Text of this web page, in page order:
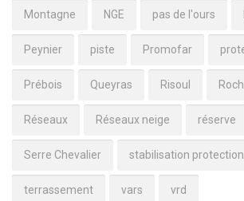
Montagne NGE pas de l'ours
Peynier piste Promofar
Prébois Queyras Risoul
Réseaux Réseaux neige réserve
Serre Chevalier stabilisation protection
terrassement vars vrd